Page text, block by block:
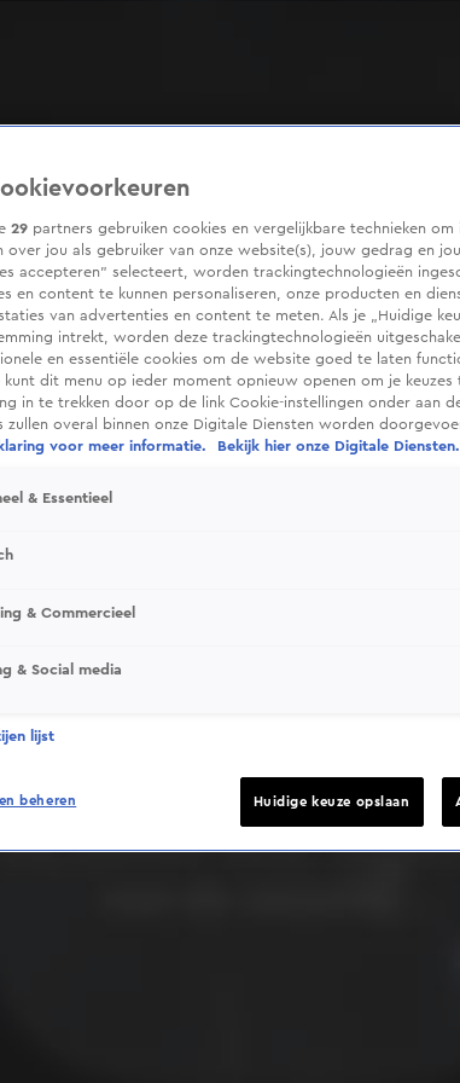
Deze video is niet beschikbaar op je huidige
29 partners gebruiken cookies en vergelijkbare technieken
over jou als gebruiker van onze website(s), jouw gedrag en
accepteren” selecteert, worden trackingtechnologieën
en content te kunnen personaliseren, onze producten en
van advertenties en content te meten. Als je „Huidige
intrekt, worden deze trackingtechnologieën
en essentiële cookies om de website goed te laten
kunt dit menu op ieder moment opnieuw openen om je
in te trekken door op de link Cookie-instellingen onder aan
zullen overal binnen onze Digitale Diensten worden
voor meer informatie.
Bekijk hier onze Digitale Diensten.
& Essentieel
& Commercieel
& Social media
lijst
beheren Huidige keuze opslaan